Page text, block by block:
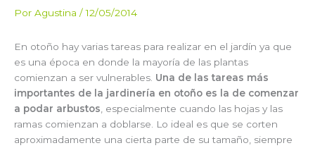
Por Agustina /12/05/2014
En otoño hay varias tareas para realizar en el jardín ya que
es una época en donde la mayoría de las plantas
comienzan a ser vulnerables. Una de las tareas más
importantes de la jardinería en otoño es la de comenzar
a podar arbustos , especialmente cuando las hojas y las
ramas comienzan a doblarse. Lo ideal es que se corten
aproximadamente una cierta parte de su tamaño, siempre